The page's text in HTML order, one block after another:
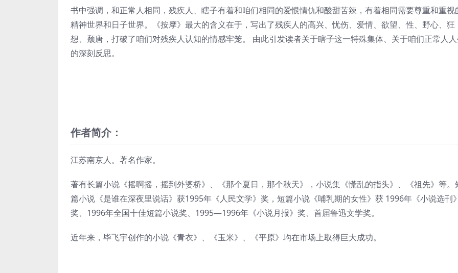
书中强调，和正常人相同，残疾人、瞎子有着和咱们相同的爱恨情仇和酸甜苦辣，有着相同需要尊重和重视
精神世界和日子世界。《按摩》最大的含义在于，写出了残疾人的高兴、忧伤、爱情、欲望、性、野心、狂
想、颓唐，打破了咱们对残疾人认知的情感牢笼。 由此引发读者关于瞎子这一特殊集体、关于咱们正常人
的深刻反思。
作者简介：
江苏南京人。著名作家。
著有长篇小说《摇啊摇，摇到外婆桥》、《那个夏日，那个秋天》，小说集《慌乱的指头》、《祖先》等。
篇小说《是谁在深夜里说话》获1995年《人民文学》奖，短篇小说《哺乳期的女性》获 1996年《小说选刊
奖、1996年全国十佳短篇小说奖、1995—1996年《小说月报》奖、首届鲁迅文学奖。
近年来，毕飞宇创作的小说《青衣》、《玉米》、《平原》均在市场上取得巨大成功。